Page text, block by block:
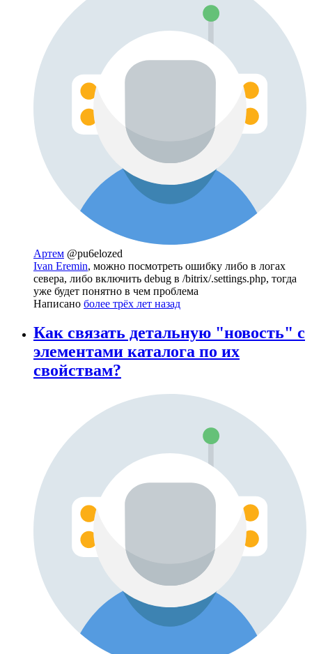
Артем @pu6elozed
Ivan Eremin, можно посмотреть ошибку либо в логах
севера, либо включить debug в /bitrix/.settings.php, тогда
уже будет понятно в чем проблема
Написано более трёх лет назад
Как связать детальную "новость" с
элементами каталога по их
свойствам?